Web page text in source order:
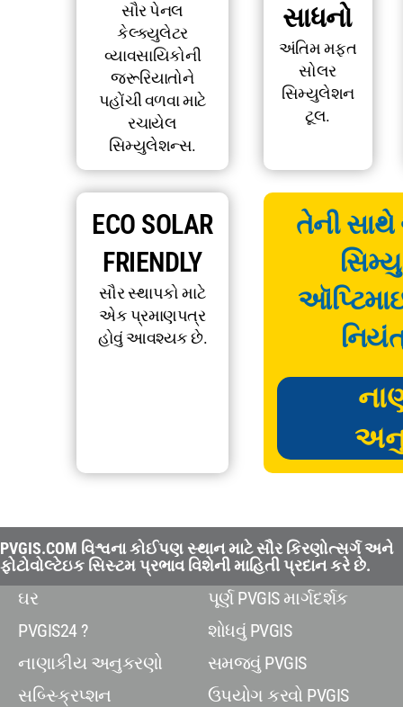
સૌર પેનલ
કેલ્ક્યુલેટર
વ્યાવસાયિકોની
જરૂરિયાતોને
પહોંચી વળવા માટે
રચાયેલ
સિમ્યુલેશન્સ.
સાધનો
અંતિમ મફત
સોલર
સિમ્યુલેશન
ટૂલ.
ECO SOLAR
FRIENDLY
સૌર સ્થાપકો માટે
એક પ્રમાણપત્ર
હોવું આવશ્યક છે.
તેની સાથે
PVGIS.COM વિશ્વના કોઈપણ સ્થાન માટે સૌર કિરણોત્સર્ગ અને
ફોટોવોલ્ટેઇક સિસ્ટમ પ્રભાવ વિશેની માહિતી પ્રદાન કરે છે.
ઘર
PVGIS24 ?
નાણાકીય અનુકરણો
સબ્સ્ક્રિપ્શન
પૂર્ણ PVGIS માર્ગદર્શક
શોધવું PVGIS
સમજવું PVGIS
ઉપયોગ કરવો PVGIS